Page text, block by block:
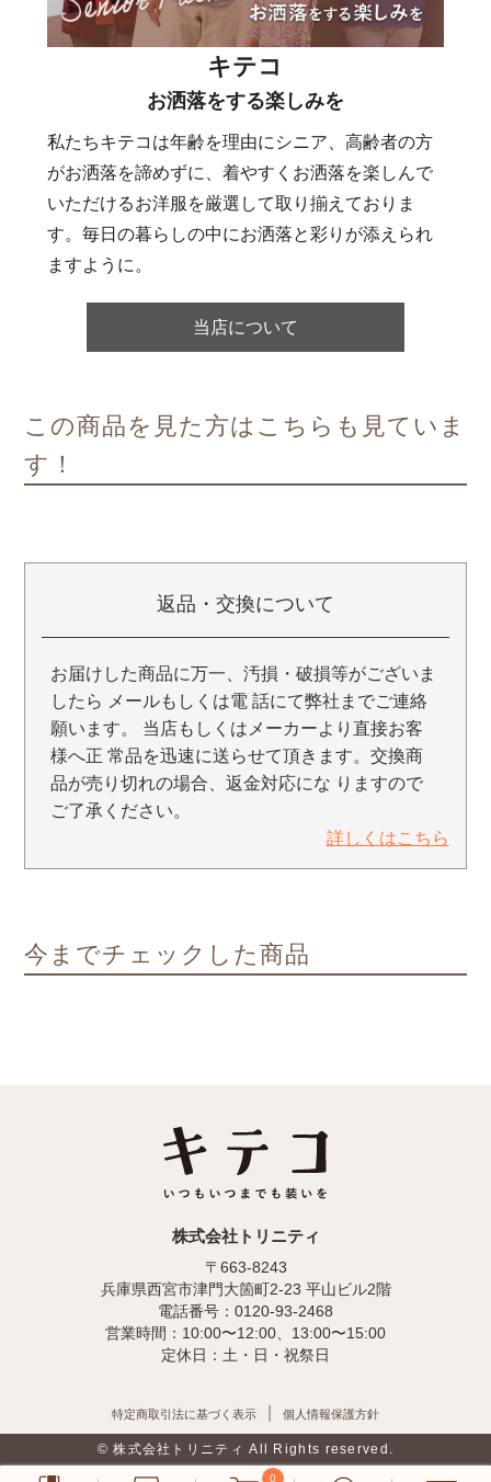
キテコ
お洒落をする楽しみを
私たちキテコは年齢を理由にシニア、高齢者の方
がお洒落を諦めずに、着やすくお洒落を楽しんで
いただけるお洋服を厳選して取り揃えておりま
す。毎日の暮らしの中にお洒落と彩りが添えられ
ますように。
当店について
この商品を見た方はこちらも見ていま
す！
返品・交換について
お届けした商品に万一、汚損・破損等がございま
したら メールもしくは電 話にて弊社までご連絡
願います。 当店もしくはメーカーより直接お客
様へ正 常品を迅速に送らせて頂きます。交換商
品が売り切れの場合、返金対応にな りますので
ご了承ください。
詳しくはこちら
今までチェックした商品
株式会社トリニティ
〒663-8243
兵庫県西宮市津門大箇町2-23 平山ビル2階
電話番号：0120-93-2468
営業時間：10:00〜12:00、13:00〜15:00
定休日：土・日・祝祭日
特定商取引法に基づく表示 個人情報保護方針
© 株式会社トリニティ All Rights reserved.
0